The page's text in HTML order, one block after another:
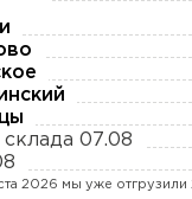
07.08
2026 мы уже отгрузили
Изотек
ПЕРЕЙТИ
Ruspanel
ПЕРЕЙТИ
Юматекс
Теплекс